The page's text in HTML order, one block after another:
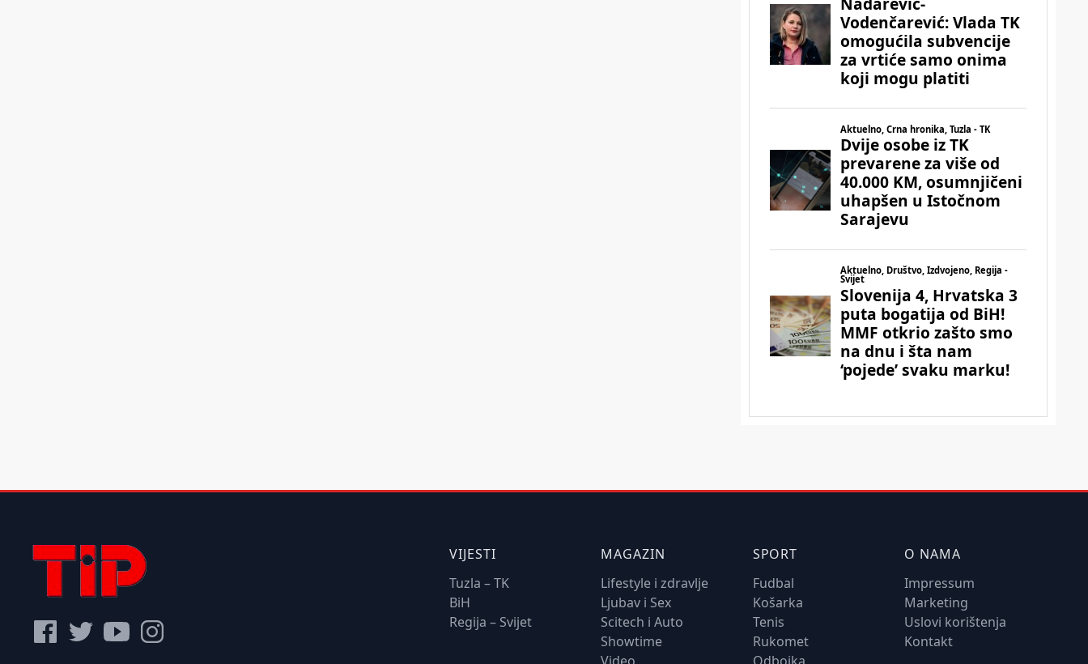
VIJESTI
Tuzla – TK
BiH
Regija – Svijet
MAGAZIN
Lifestyle i zdravlje
Ljubav i Sex
Scitech i Auto
Showtime
Video
SPORT
Fudbal
Košarka
Tenis
Rukomet
Odbojka
O NAMA
Impressum
Marketing
Uslovi korištenja
Kontakt